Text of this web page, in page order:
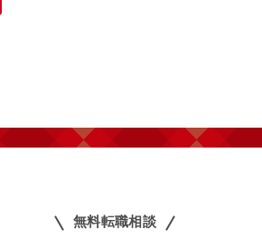
無料転職相談